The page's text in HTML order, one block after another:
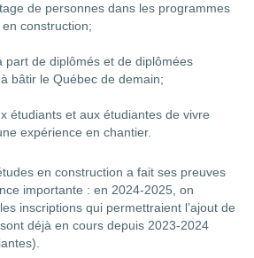
de personnes dans les programmes
construction;
part de diplômés et de diplômées
bâtir le Québec de demain;
étudiants et aux étudiantes de vivre
expérience en chantier.
en construction a fait ses preuves
importante : en 2024-2025, on
inscriptions qui permettraient l’ajout de
déjà en cours depuis 2023-2024